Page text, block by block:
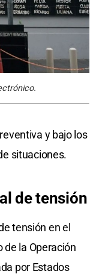
y bajo los
situaciones.
de tensión
tensión en el
de la Operación
por Estados